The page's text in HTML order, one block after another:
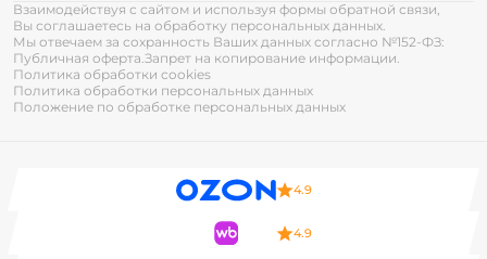
Взаимодействуя с сайтом и используя формы обратной связи,
Вы соглашаетесь на обработку персональных данных.
Мы отвечаем за сохранность Ваших данных согласно №152-ФЗ:
Публичная оферта.Запрет на копирование информации.
Политика обработки cookies
Политика обработки персональных данных
Положение по обработке персональных данных
4.9
4.9